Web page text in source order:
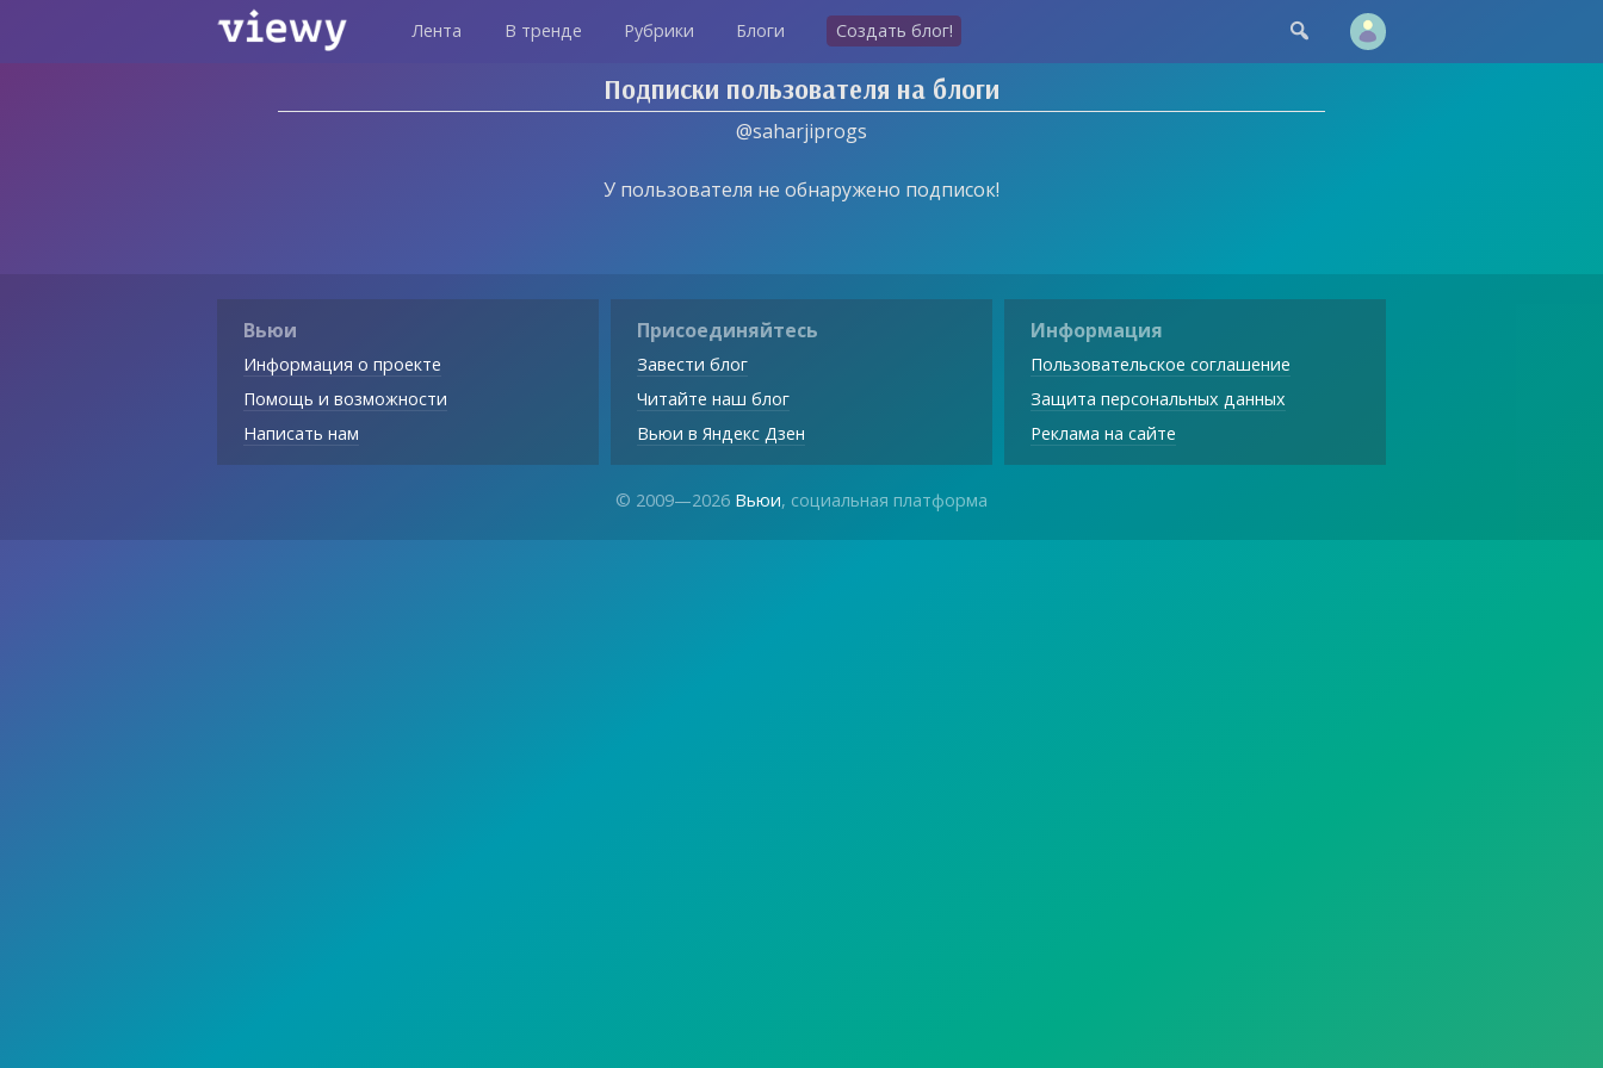
Лента В тренде Рубрики Блоги Создать блог! 
Подписки пользователя на блоги
@saharjiprogs
У пользователя не обнаружено подписок!
Вьюи
Информация о проекте
Помощь и возможности
Написать нам
Присоединяйтесь
Завести блог
Читайте наш блог
Вьюи в Яндекс Дзен
Информация
Пользовательское соглашение
Защита персональных данных
Реклама на сайте
© 2009—2026 Вьюи, социальная платформа